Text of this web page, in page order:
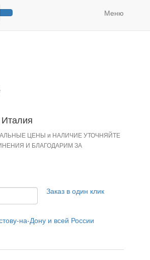
Меню
ЦЕНЫ и НАЛИЧИЕ УТОЧНЯЙТЕ
И БЛАГОДАРИМ ЗА
Заказ в один клик
на-Дону и всей России